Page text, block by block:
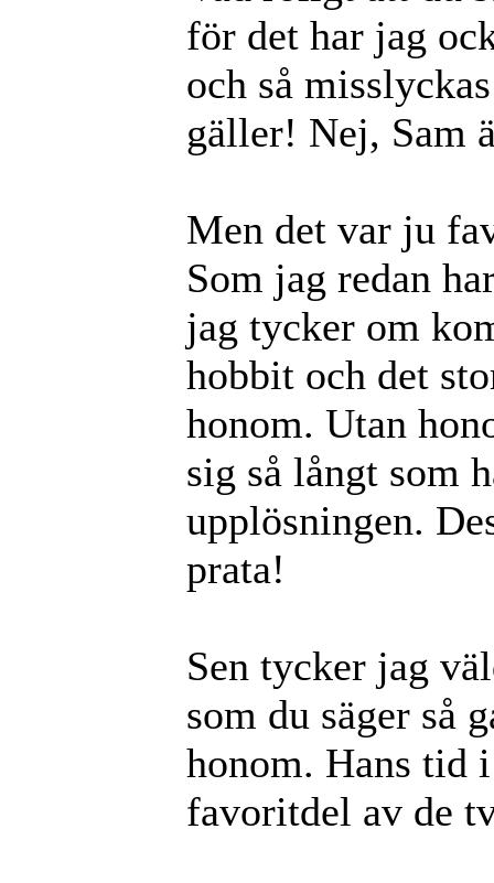
för det har jag
och så
gäller! Nej, Sam
Men det var ju
Som jag redan
jag tycker om
hobbit och det
honom. Utan
sig så långt som
upplösningen.
prata!
Sen tycker jag
som du säger så
honom. Hans tid
favoritdel av de